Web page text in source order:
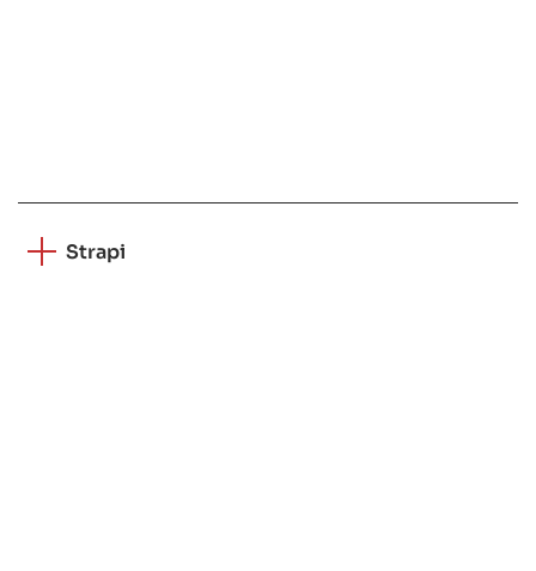
Strapi